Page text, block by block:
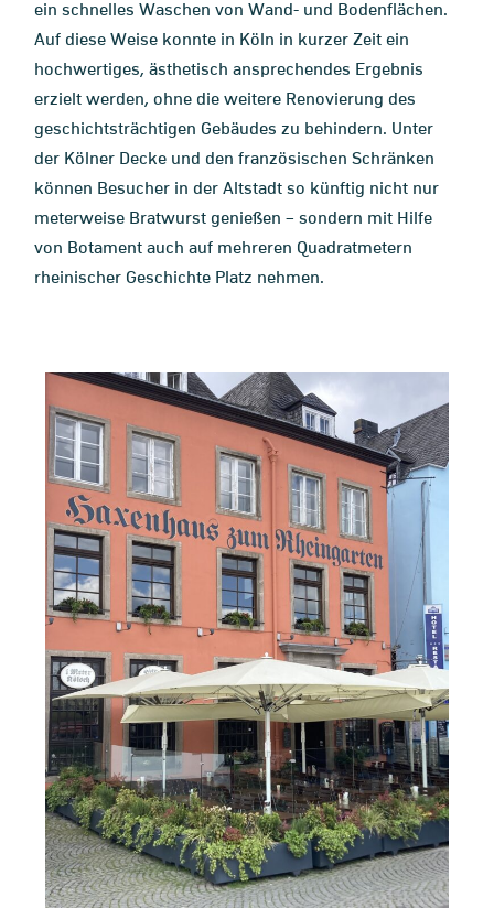
ein schnelles Waschen von Wand- und Bodenflächen.
Auf diese Weise konnte in Köln in kurzer Zeit ein
hochwertiges, ästhetisch ansprechendes Ergebnis
erzielt werden, ohne die weitere Renovierung des
geschichtsträchtigen Gebäudes zu behindern. Unter
der Kölner Decke und den französischen Schränken
können Besucher in der Altstadt so künftig nicht nur
meterweise Bratwurst genießen – sondern mit Hilfe
von Botament auch auf mehreren Quadratmetern
rheinischer Geschichte Platz nehmen.